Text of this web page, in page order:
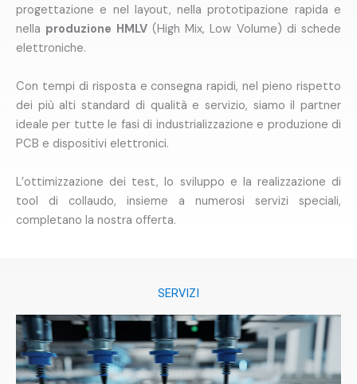
progettazione e nel layout, nella prototipazione rapida e
nella produzione HMLV(High Mix, Low Volume) di schede
elettroniche.
Con tempi di risposta e consegna rapidi, nel pieno rispetto
dei più alti standard di qualità e servizio, siamo il partner
ideale per tutte le fasi di industrializzazione e produzione di
PCB e dispositivi elettronici.
L’ottimizzazione dei test, lo sviluppo e la realizzazione di
tool di collaudo, insieme a numerosi servizi speciali,
completano la nostra offerta.
SERVIZI